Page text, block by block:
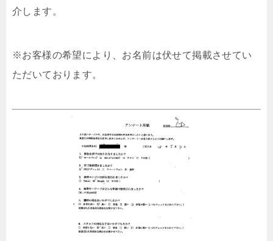
介します。
※お客様の希望により、お名前は伏せて掲載させてい
ただいております。